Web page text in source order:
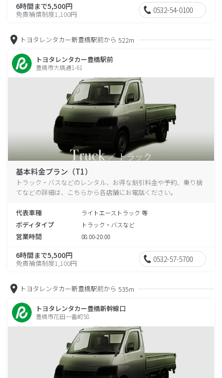
6時間まで5,500円
免責補償制度1,100円 0532-54-0100
トヨタレンタカー新豊橋駅前から 522m
トヨタレンタカー豊橋駅前
豊橋市大橋通1-61
基本料金プラン（T1）
トラック・バスなどのレンタル、お得な割引料金や予約、乗り捨
てなどの詳細は、こちらから各店舗にお電話ください。
代表車種 ライトエーストラック 等
ボディタイプ トラック・バスなど
営業時間 08:00-20:00
6時間まで5,500円
免責補償制度1,100円 0532-57-5700
トヨタレンタカー新豊橋駅前から 535m
トヨタレンタカー豊橋新幹線口
豊橋市花田一番町58